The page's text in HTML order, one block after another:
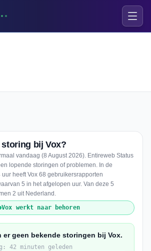
storing bij Vox?
vandaag (8 August 2026). Entireweb Status
lopende storingen of problemen. In de
heeft Vox 68 gebruikersrapporten
5 in het afgelopen uur. Van deze 5
2 uit Nederland.
Vox werkt naar behoren
er geen bekende storingen bij Vox.
42 minuten geleden